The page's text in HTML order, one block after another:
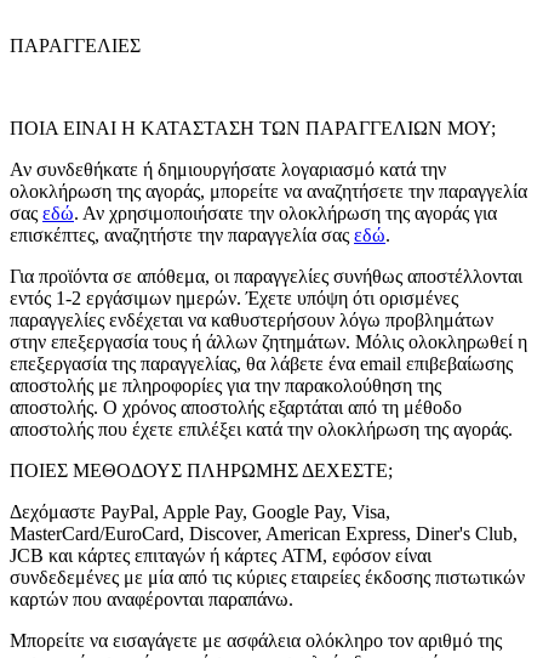
ΠΑΡΑΓΓΕΛΙΕΣ
ΠΟΙΑ ΕΙΝΑΙ Η ΚΑΤΑΣΤΑΣΗ ΤΩΝ ΠΑΡΑΓΓΕΛΙΩΝ ΜΟΥ;
Αν συνδεθήκατε ή δημιουργήσατε λογαριασμό κατά την
ολοκλήρωση της αγοράς, μπορείτε να αναζητήσετε την παραγγελία
σας εδώ. Αν χρησιμοποιήσατε την ολοκλήρωση της αγοράς για
επισκέπτες, αναζητήστε την παραγγελία σας εδώ.
Για προϊόντα σε απόθεμα, οι παραγγελίες συνήθως αποστέλλονται
εντός 1-2 εργάσιμων ημερών. Έχετε υπόψη ότι ορισμένες
παραγγελίες ενδέχεται να καθυστερήσουν λόγω προβλημάτων
στην επεξεργασία τους ή άλλων ζητημάτων. Μόλις ολοκληρωθεί η
επεξεργασία της παραγγελίας, θα λάβετε ένα email επιβεβαίωσης
αποστολής με πληροφορίες για την παρακολούθηση της
αποστολής. Ο χρόνος αποστολής εξαρτάται από τη μέθοδο
αποστολής που έχετε επιλέξει κατά την ολοκλήρωση της αγοράς.
ΠΟΙΕΣ ΜΕΘΟΔΟΥΣ ΠΛΗΡΩΜΗΣ ΔΕΧΕΣΤΕ;
Δεχόμαστε PayPal, Apple Pay, Google Pay, Visa,
MasterCard/EuroCard, Discover, American Express, Diner's Club,
JCB και κάρτες επιταγών ή κάρτες ATM, εφόσον είναι
συνδεδεμένες με μία από τις κύριες εταιρείες έκδοσης πιστωτικών
καρτών που αναφέρονται παραπάνω.
Μπορείτε να εισαγάγετε με ασφάλεια ολόκληρο τον αριθμό της